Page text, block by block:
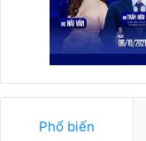
Phổ biến